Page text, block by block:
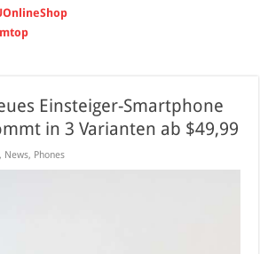
Einsteiger-Smartphone
in 3 Varianten ab $49,99
, News, Phones